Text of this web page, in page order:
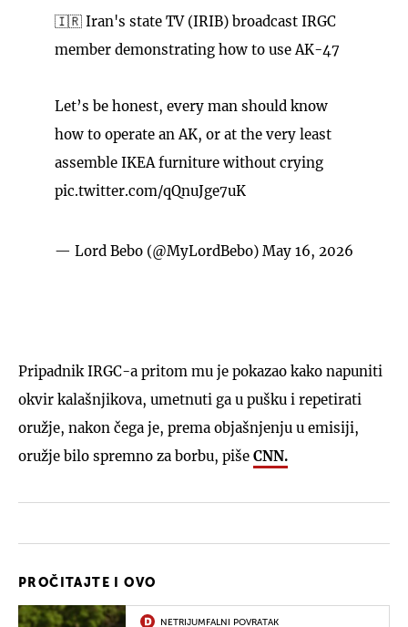
🇮🇷 Iran's state TV (IRIB) broadcast IRGC
member demonstrating how to use AK-47
Let’s be honest, every man should know
how to operate an AK, or at the very least
assemble IKEA furniture without crying
pic.twitter.com/qQnuJge7uK
— Lord Bebo (@MyLordBebo) May 16, 2026
Pripadnik IRGC-a pritom mu je pokazao kako napuniti
okvir kalašnjikova, umetnuti ga u pušku i repetirati
oružje, nakon čega je, prema objašnjenju u emisiji,
oružje bilo spremno za borbu, piše CNN.
PROČITAJTE I OVO
NETRIJUMFALNI POVRATAK